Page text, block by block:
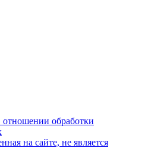
обработки
на сайте, не является